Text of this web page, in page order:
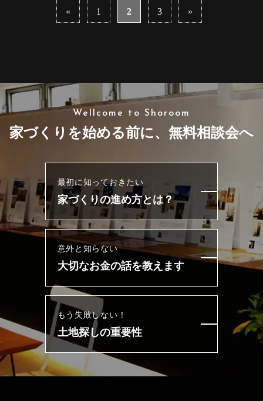
« 1 2 3 »
Wellcome to Shoroom
家づくりを始める前に、無料相談会へ
最初に知っておきたい
家づくりの進め方とは？
意外と知らない
大切なお金の話を教えます
もう失敗しない！
土地探しの重要性